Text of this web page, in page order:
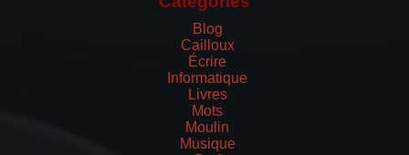
Blog
Cailloux
Écrire
Informatique
Livres
Mots
Moulin
Musique